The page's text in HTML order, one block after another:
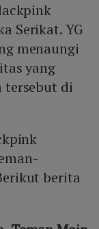
Serikat. YG
menaungi
yang
tersebut di
berita